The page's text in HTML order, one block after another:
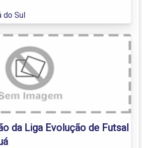
do Sul
da Liga Evolução de Futsal